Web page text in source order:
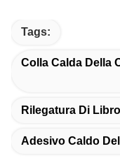
Tags:
Colla Calda Della
Rilegatura Di
Adesivo Caldo